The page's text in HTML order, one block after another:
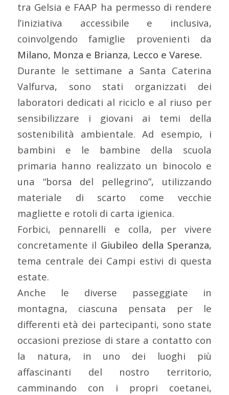
tra Gelsia e FAAP ha permesso di rendere
l’iniziativa accessibile e inclusiva,
coinvolgendo famiglie provenienti da
Milano, Monza e Brianza, Lecco e Varese.
Durante le settimane a Santa Caterina
Valfurva, sono stati organizzati dei
laboratori dedicati al riciclo e al riuso per
sensibilizzare i giovani ai temi della
sostenibilità ambientale. Ad esempio, i
bambini e le bambine della scuola
primaria hanno realizzato un binocolo e
una “borsa del pellegrino”, utilizzando
materiale di scarto come vecchie
magliette e rotoli di carta igienica.
Forbici, pennarelli e colla, per vivere
concretamente il Giubileo della Speranza,
tema centrale dei Campi estivi di questa
estate.
Anche le diverse passeggiate in
montagna, ciascuna pensata per le
differenti età dei partecipanti, sono state
occasioni preziose di stare a contatto con
la natura, in uno dei luoghi più
affascinanti del nostro territorio,
camminando con i propri coetanei,